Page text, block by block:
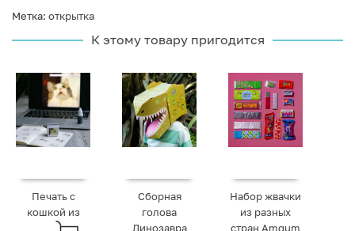
Метка: открытка
К этому товару пригодится
Печать с
кошкой из
Сборная
голова
Динозавра
Набор жвачки
из разных
стран Amgum